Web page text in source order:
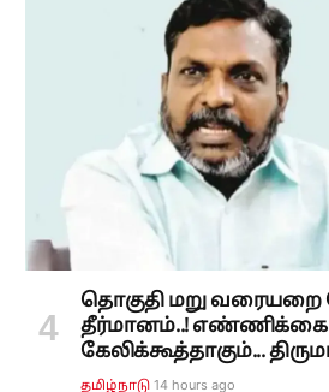
தொகுதி மறு வரையறை
தீர்மானம்..! எண்ணிக்கை
கேலிக்கூத்தாகும்...
தமிழ்நாடு 14 hours ago